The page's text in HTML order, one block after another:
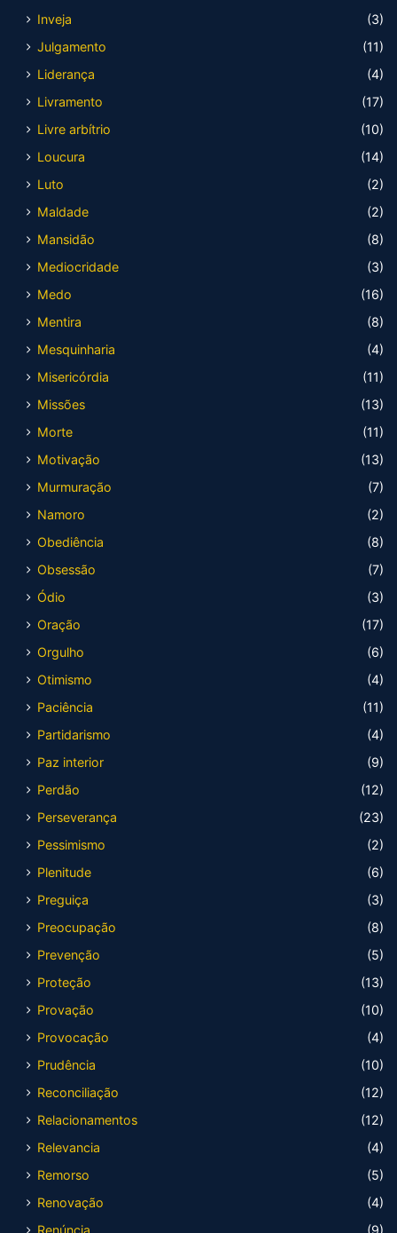
Inveja
(3)
Julgamento
(11)
Liderança
(4)
Livramento
(17)
Livre arbítrio
(10)
Loucura
(14)
Luto
(2)
Maldade
(2)
Mansidão
(8)
Mediocridade
(3)
Medo
(16)
Mentira
(8)
Mesquinharia
(4)
Misericórdia
(11)
Missões
(13)
Morte
(11)
Motivação
(13)
Murmuração
(7)
Namoro
(2)
Obediência
(8)
Obsessão
(7)
Ódio
(3)
Oração
(17)
Orgulho
(6)
Otimismo
(4)
Paciência
(11)
Partidarismo
(4)
Paz interior
(9)
Perdão
(12)
Perseverança
(23)
Pessimismo
(2)
Plenitude
(6)
Preguiça
(3)
Preocupação
(8)
Prevenção
(5)
Proteção
(13)
Provação
(10)
Provocação
(4)
Prudência
(10)
Reconciliação
(12)
Relacionamentos
(12)
Relevancia
(4)
Remorso
(5)
Renovação
(4)
Renúncia
(9)